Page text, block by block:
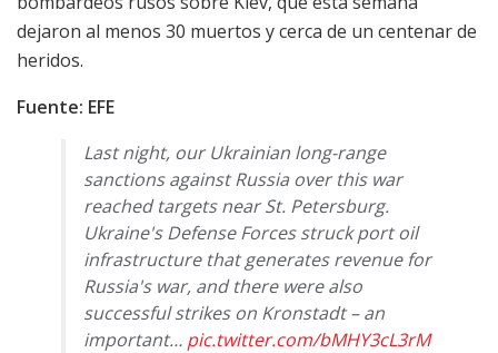
dejaron al menos 30 muertos y cerca de un centenar de
heridos.
Fuente: EFE
Last night, our Ukrainian long-range
sanctions against Russia over this war
reached targets near St. Petersburg.
Ukraine's Defense Forces struck port oil
infrastructure that generates revenue for
Russia's war, and there were also
successful strikes on Kronstadt – an
important… pic.twitter.com/bMHY3cL3rM